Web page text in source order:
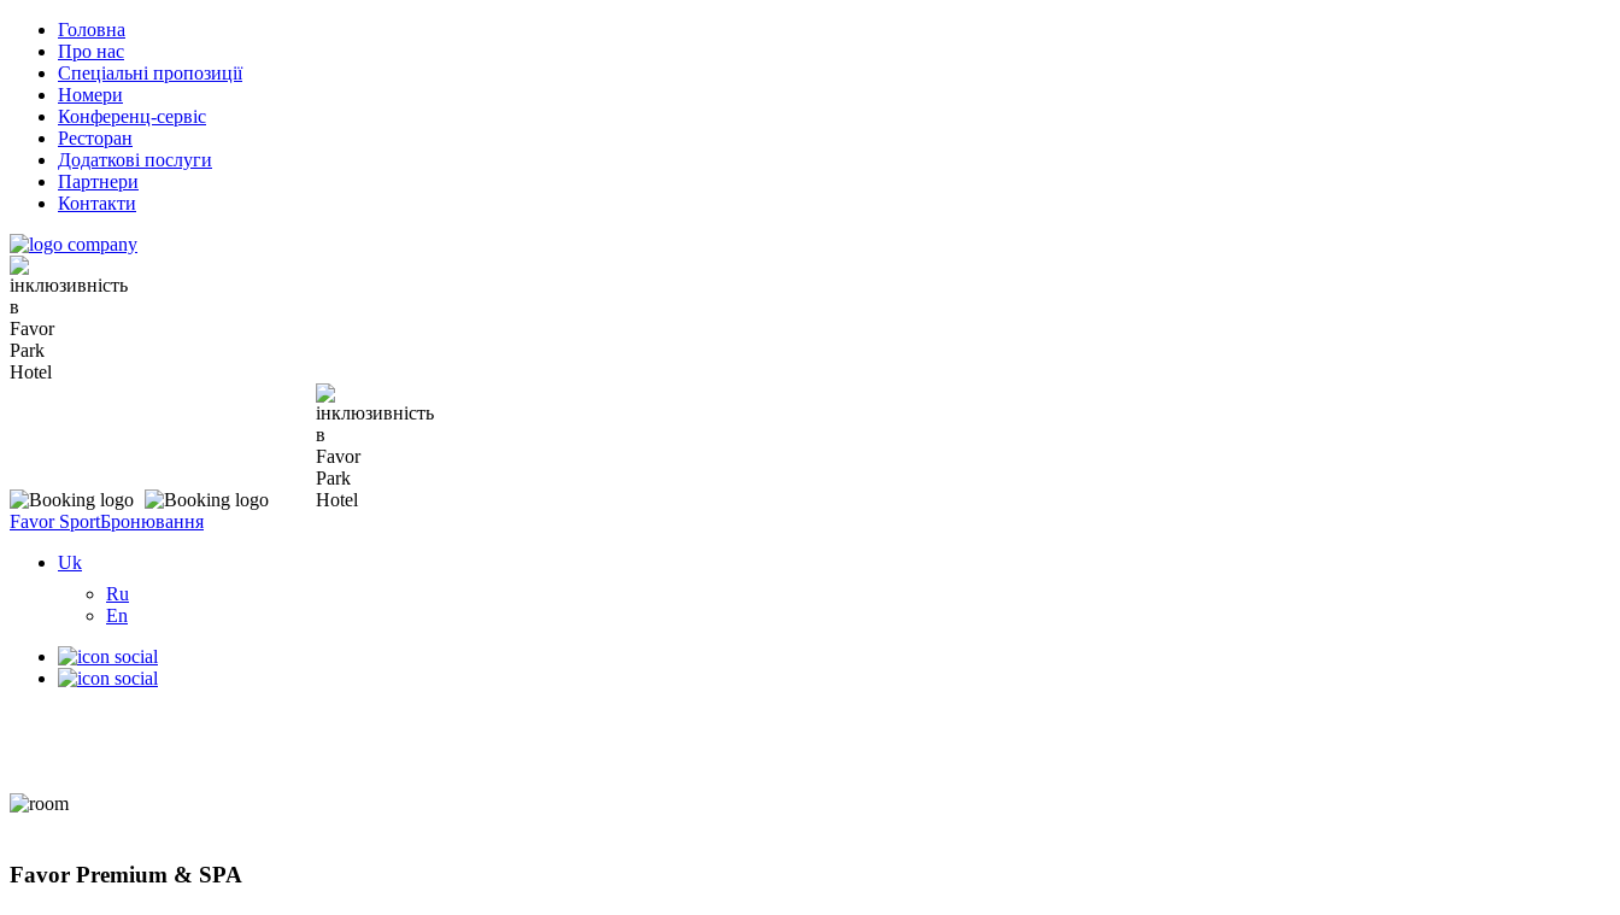
Головна
Про нас
Спеціальні пропозиції
Номери
Конференц-сервіс
Ресторан
Додаткові послуги
Партнери
Контакти
Favor SportБронювання
Uk
Ru
En
Favor Premium & SPA